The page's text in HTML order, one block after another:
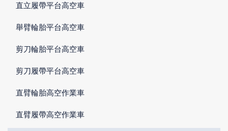
直立履帶平台高空車
舉臂輪胎平台高空車
剪刀輪胎平台高空車
剪刀履帶平台高空車
直臂輪胎高空作業車
直臂履帶高空作業車